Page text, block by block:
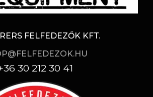
FELFEDEZŐK KFT.
30 212 30 41